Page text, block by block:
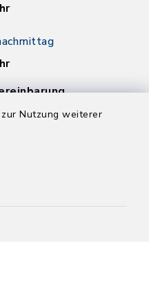
Nutzung weiterer